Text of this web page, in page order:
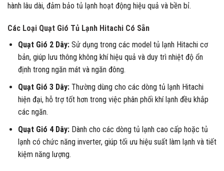
hành lâu dài, đảm bảo tủ lạnh hoạt động hiệu quả và bền bỉ.
Các Loại Quạt Gió Tủ Lạnh Hitachi Có Sẵn
Quạt Gió 2 Dây:Sử dụng trong các model tủ lạnh Hitachi cơ
bản, giúp lưu thông không khí hiệu quả và duy trì nhiệt độ ổn
định trong ngăn mát và ngăn đông.
Quạt Gió 3 Dây:Thường dùng cho các dòng tủ lạnh Hitachi
hiện đại, hỗ trợ tốt hơn trong việc phân phối khí lạnh đều khắp
các ngăn.
Quạt Gió 4 Dây:Dành cho các dòng tủ lạnh cao cấp hoặc tủ
lạnh có chức năng inverter, giúp tối ưu hiệu suất làm lạnh và tiết
kiệm năng lượng.